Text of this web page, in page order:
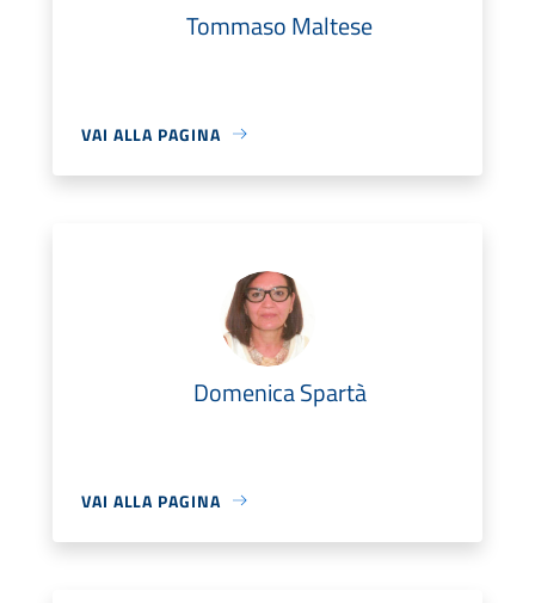
Tommaso Maltese
VAI ALLA PAGINA
Domenica Spartà
VAI ALLA PAGINA